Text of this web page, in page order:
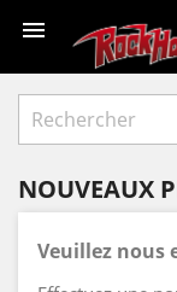

NOUVEAUX
Veuillez nous